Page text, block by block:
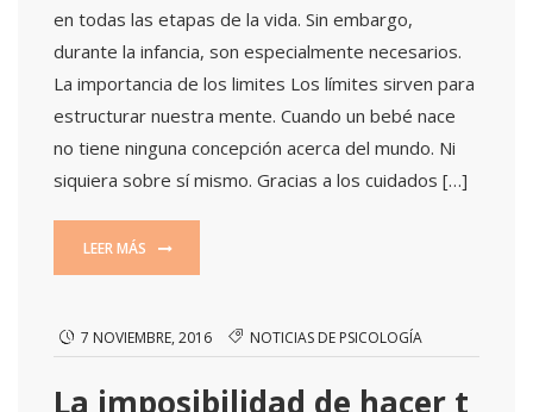
en todas las etapas de la vida. Sin embargo,
durante la infancia, son especialmente necesarios.
La importancia de los limites Los límites sirven para
estructurar nuestra mente. Cuando un bebé nace
no tiene ninguna concepción acerca del mundo. Ni
siquiera sobre sí mismo. Gracias a los cuidados […]
LEER MÁS
7 NOVIEMBRE, 2016 NOTICIAS DE PSICOLOGÍA
La imposibilidad de hacer t